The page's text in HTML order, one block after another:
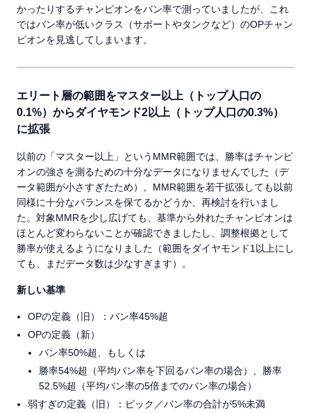
かったりするチャンピオンをバン率で測っていましたが、これ
ではバン率が低いクラス（サポートやタンクなど）のOPチャン
ピオンを見逃してしまいます。
エリート層の範囲をマスター以上（トップ人口の
0.1%）からダイヤモンド2以上（トップ人口の0.3%）
に拡張
以前の「マスター以上」というMMR範囲では、勝率はチャンピ
オンの強さを測るための十分なデータになりませんでした（デ
ータ範囲が小さすぎたため）。MMR範囲を若干拡張しても以前
同様に十分なバランスを保てるかどうか、再検討を行いまし
た。対象MMRを少し広げても、基準から外れたチャンピオンは
ほとんど変わらないことが確認できましたし、調整根拠として
勝率が使えるようになりました（範囲をダイヤモンド1以上にし
ても、まだデータ数は少なすぎます）。
新しい基準
OPの定義（旧）：バン率45%超
OPの定義（新）
バン率50%超、もしくは
勝率54%超（平均バン率を下回るバン率の場合）、勝率
52.5%超（平均バン率の5倍までのバン率の場合）
弱すぎの定義（旧）：ピック／バン率の合計が5%未満